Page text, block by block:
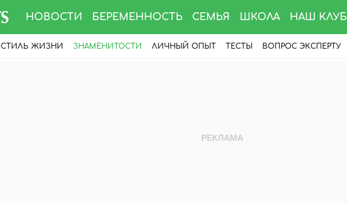
НОВОСТИ БЕРЕМЕННОСТЬ СЕМЬЯ ШКОЛА НАШ КЛУБ
СТИЛЬ ЖИЗНИ ЗНАМЕНИТОСТИ ЛИЧНЫЙ ОПЫТ ТЕСТЫ ВОПРОС ЭКСПЕРТУ